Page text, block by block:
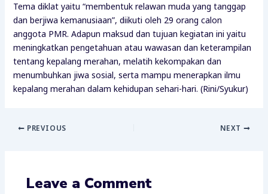
Tema diklat yaitu “membentuk relawan muda yang tanggap
dan berjiwa kemanusiaan”, diikuti oleh 29 orang calon
anggota PMR. Adapun maksud dan tujuan kegiatan ini yaitu
meningkatkan pengetahuan atau wawasan dan keterampilan
tentang kepalang merahan, melatih kekompakan dan
menumbuhkan jiwa sosial, serta mampu menerapkan ilmu
kepalang merahan dalam kehidupan sehari-hari. (Rini/Syukur)
PREVIOUS NEXT
Leave a Comment